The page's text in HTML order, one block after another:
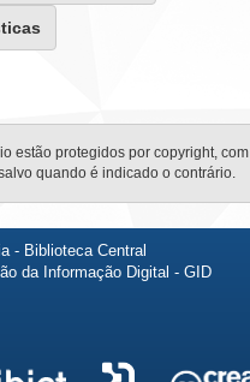
estão protegidos por copyright,
quando é indicado o contrário.
- Biblioteca Central
da Informação Digital - GID